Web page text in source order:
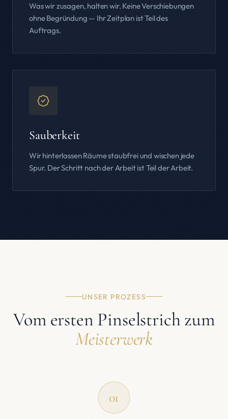
Was wir zusagen, halten wir. Keine Verschiebungen
ohne Begründung — Ihr Zeitplan ist Teil des
Auftrags.
Sauberkeit
Wir hinterlassen Räume staubfrei und wischen jede
Spur. Der Schritt nach der Arbeit ist Teil der Arbeit.
UNSER PROZESS
Vom ersten Pinselstrich zum
Meisterwerk
01